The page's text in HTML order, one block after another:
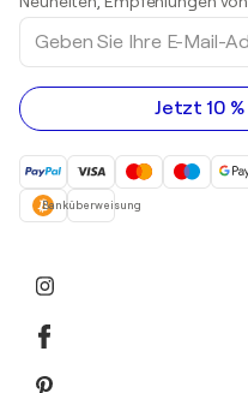
Acrylgemälde
Geben
Sie
Ihre
E-
Mail-
Adresse
Jetzt 10
Banküberweisung